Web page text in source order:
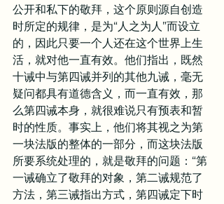
公开和私下的敬拜，这个原则源自创造
时所定的规律，是为“人之为人”而设立
的，因此只要一个人还在这个世界上生
活，就对他一直有效。他们指出，既然
十诫中与第四诫并列的其他九诫，毫无
疑问都具有道德含义，而一直有效，那
么第四诫本身，就很难说只有预表和暂
时的性质。事实上，他们将其视之为第
一块法版的整体的一部分，而这块法版
所要系统处理的，就是敬拜的问题：“第
一诫确立了敬拜的对象，第二诫规范了
方法，第三诫指出方式，第四诫定下时